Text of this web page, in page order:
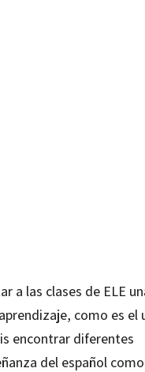
a las clases de ELE
como es el
encontrar diferentes
del español como